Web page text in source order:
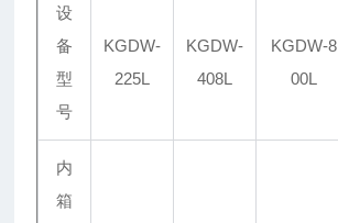
设
备
型
号
KGDW-
225L
KGDW-
408L
KGDW-8
00L
内
箱